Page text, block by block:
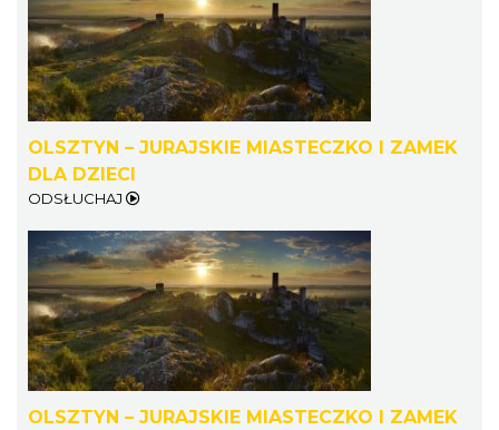
OLSZTYN – JURAJSKIE MIASTECZKO I ZAMEK
DLA DZIECI
ODSŁUCHAJ
OLSZTYN – JURAJSKIE MIASTECZKO I ZAMEK